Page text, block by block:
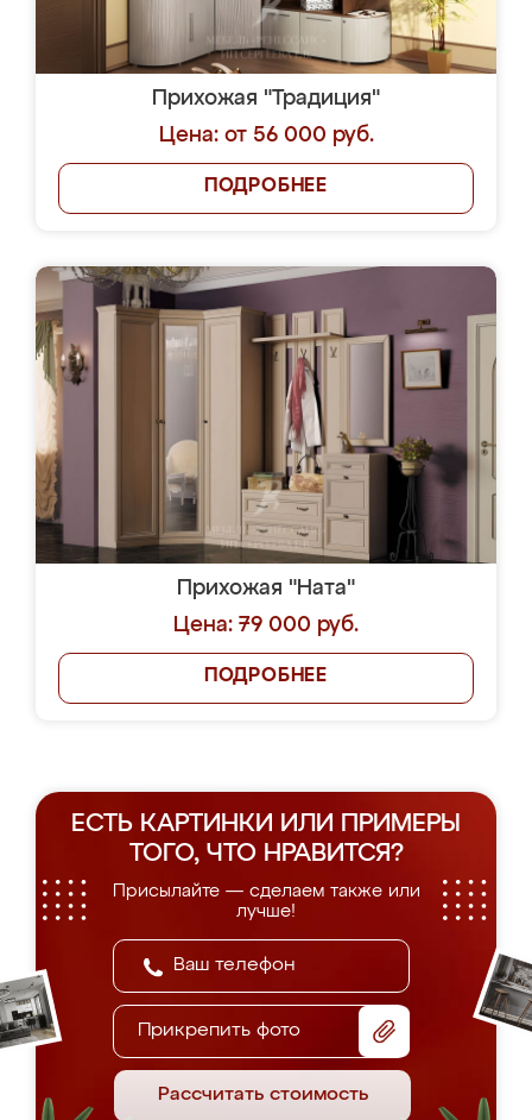
Прихожая "Традиция"
Цена: от 56 000 руб.
ПОДРОБНЕЕ
Прихожая "Ната"
Цена: 79 000 руб.
ПОДРОБНЕЕ
ЕСТЬ КАРТИНКИ ИЛИ ПРИМЕРЫ
ТОГО, ЧТО НРАВИТСЯ?
Присылайте — сделаем также или
лучше!
Прикрепить фото
Рассчитать стоимость